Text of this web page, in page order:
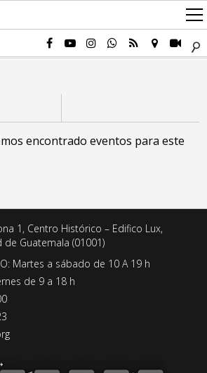
encontrado eventos para este
1, Centro Histórico – Edifico Lux,
de Guatemala (01001)
Martes a sábado de 10 A 19 h
de 9 a 18 h